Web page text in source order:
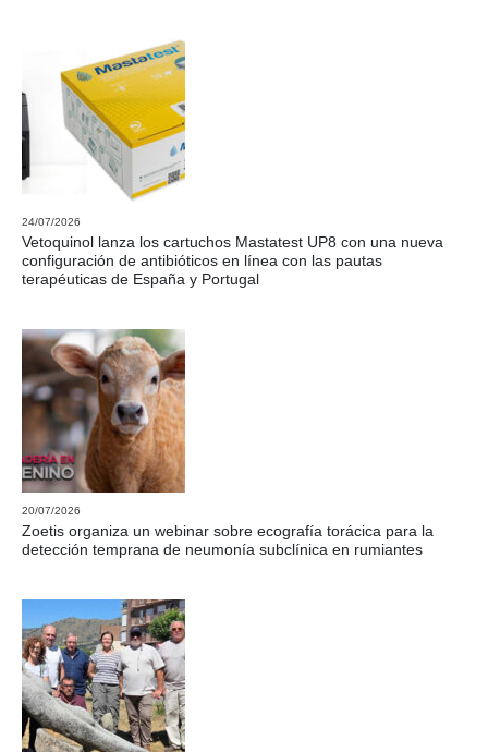
24/07/2026
Vetoquinol lanza los cartuchos Mastatest UP8 con una nueva
configuración de antibióticos en línea con las pautas
terapéuticas de España y Portugal
20/07/2026
Zoetis organiza un webinar sobre ecografía torácica para la
detección temprana de neumonía subclínica en rumiantes